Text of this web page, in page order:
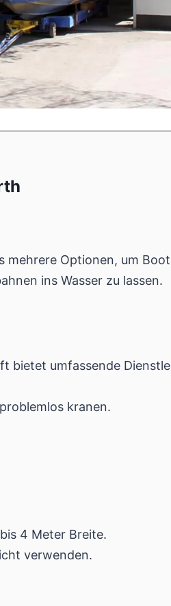
mehrere Optionen, um
ins Wasser zu lassen.
bietet umfassende
kranen.
4 Meter Breite.
verwenden.